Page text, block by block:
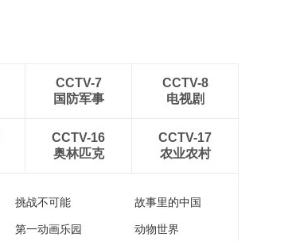
季]正骨大夫的巧劲 岂
止“碎鸡蛋”那么简单
[中国中医药大会第三
季]高低肩？看中医传
[中国中医药大会第三
季]“润泽养容”背后的
中医奥秘
00:02:04
CCTV-7
国防军事
CCTV-8
电视剧
CCTV-16
奥林匹克
CCTV-17
农业农村
挑战不可能 故事里的中国
第一动画乐园 动物世界